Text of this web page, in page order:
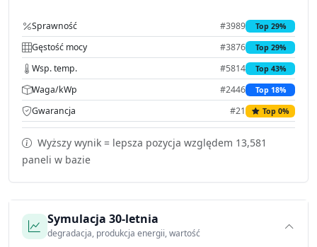
Sprawność #3989 Top 29%
Gęstość mocy #3876 Top 29%
Wsp. temp. #5814 Top 43%
Waga/kWp #2446 Top 18%
Gwarancja #21 Top 0%
Wyższy wynik = lepsza pozycja względem 13,581
paneli w bazie
Symulacja 30-letnia
degradacja, produkcja energii, wartość